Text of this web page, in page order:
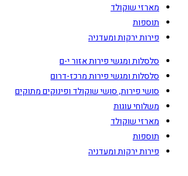
מארזי שוקולד
תוספות
פירות ירקות ומעדניה
סלסלות ומגשי פירות אזור י-ם
סלסלות ומגשי פירות מרכז-דרום
סושי פירות, סושי שוקולד ופינוקים מתוקים
משלוחי עוגות
מארזי שוקולד
תוספות
פירות ירקות ומעדניה